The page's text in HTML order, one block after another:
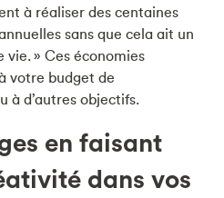
à réaliser des centaines
sans que cela ait un
» Ces économies
votre budget de
à d’autres objectifs.
en faisant
dans vos